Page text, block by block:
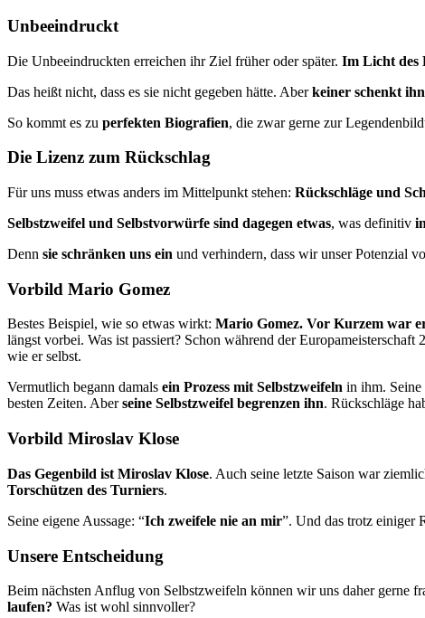
Unbeeindruckt
Die Unbeeindruckten erreichen ihr Ziel früher oder später. Im Licht des
Das heißt nicht, dass es sie nicht gegeben hätte. Aberkeiner schenkt
So kommt es zu perfekten Biografien, die zwar gerne zur
Die Lizenz zum Rückschlag
Für uns muss etwas anders im Mittelpunkt stehen: Rückschläge und
Selbstzweifel und Selbstvorwürfe sind dagegen etwas, was definitiv
Denn sie schränken uns ein und verhindern, dass wir unser Potenzial
Vorbild Mario Gomez
Bestes Beispiel, wie so etwas wirkt: Mario Gomez. Vor Kurzem war
längst vorbei. Was ist passiert? Schon während der Europameisterschaft
wie er selbst.
Vermutlich begann damals ein Prozess mit Selbstzweifeln in ihm. Seine
besten Zeiten. Aberseine Selbstzweifel begrenzen ihn. Rückschläge
Vorbild Miroslav Klose
Das Gegenbild ist Miroslav Klose. Auch seine letzte Saison war
Torschützen des Turniers.
Seine eigene Aussage: “Ich zweifele nie an mir”. Und das trotz einiger
Unsere Entscheidung
Beim nächsten Anflug von Selbstzweifeln können wir uns daher gerne
laufen? Was ist wohl sinnvoller?